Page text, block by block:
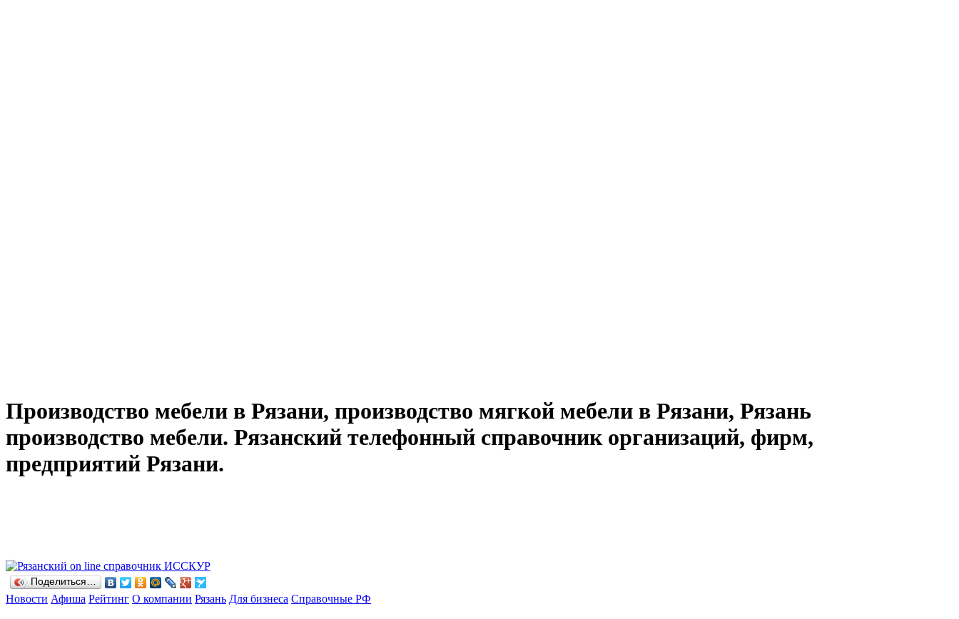
Производство мебели в Рязани, производство мягкой мебели в Рязани, Рязань
производство мебели. Рязанский телефонный справочник организаций, фирм,
предприятий Рязани.
Поделиться…
Новости Афиша Рейтинг О компании Рязань Для бизнеса Справочные РФ